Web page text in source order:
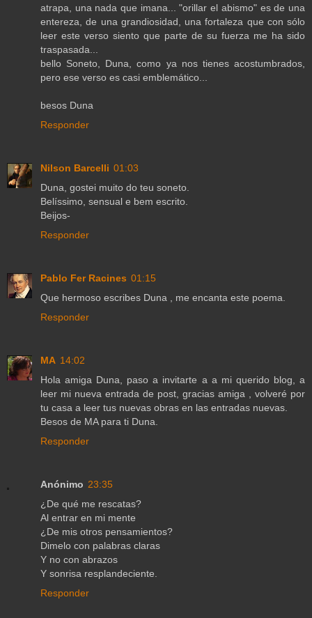
atrapa, una nada que imana... "orillar el abismo" es de una
entereza, de una grandiosidad, una fortaleza que con sólo
leer este verso siento que parte de su fuerza me ha sido
traspasada...
bello Soneto, Duna, como ya nos tienes acostumbrados,
pero ese verso es casi emblemático...
besos Duna
Responder
Nilson Barcelli 01:03
Duna, gostei muito do teu soneto.
Belíssimo, sensual e bem escrito.
Beijos-
Responder
Pablo Fer Racines 01:15
Que hermoso escribes Duna , me encanta este poema.
Responder
MA 14:02
Hola amiga Duna, paso a invitarte a a mi querido blog, a
leer mi nueva entrada de post, gracias amiga , volveré por
tu casa a leer tus nuevas obras en las entradas nuevas.
Besos de MA para ti Duna.
Responder
Anónimo 23:35
¿De qué me rescatas?
Al entrar en mi mente
¿De mis otros pensamientos?
Dimelo con palabras claras
Y no con abrazos
Y sonrisa resplandeciente.
Responder